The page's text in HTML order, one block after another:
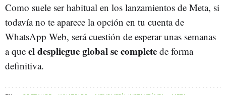
Como suele ser habitual en los lanzamientos de Meta, si
todavía no te aparece la opción en tu cuenta de
WhatsApp Web, será cuestión de esperar unas semanas
a que el despliegue global se complete de forma
definitiva.